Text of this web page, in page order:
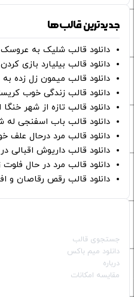
جدیدترین قالب‌ها
دانلود قالب شلیک به عروسک
دانلود قالب بیلیارد بازی
دانلود قالب میمون زل زده به
دانلود قالب زندگی خوب
دانلود قالب تازه از شهر
دانلود قالب باب اسفنجی له
دانلود قالب مرد درحال علف
دانلود قالب داریوش اقبالی
دانلود قالب مرد در حال
دانلود قالب رقص رقاصان و
جستجوی قالب
دانلود میم باکس
درباره
مقایسه امکانات